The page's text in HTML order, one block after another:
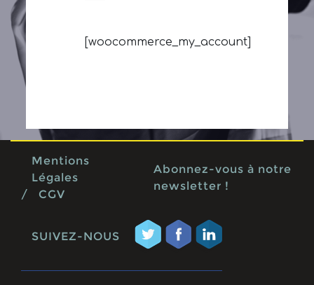
[woocommerce_my_account]
Mentions
Légales
/
CGV
Abonnez-vous à notre
newsletter !
SUIVEZ-NOUS